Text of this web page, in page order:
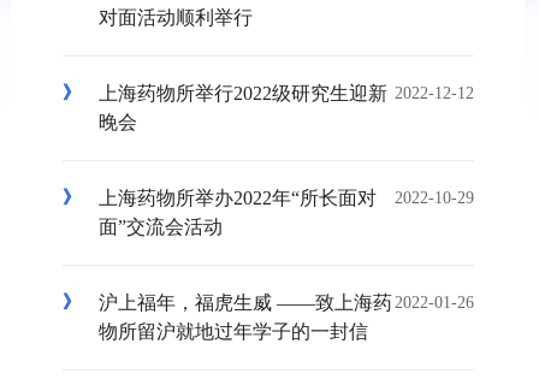
对面活动顺利举行
上海药物所举行2022级研究生迎新
晚会
2022-12-12
上海药物所举办2022年“所长面对
面”交流会活动
2022-10-29
沪上福年，福虎生威 ——致上海药
物所留沪就地过年学子的一封信
2022-01-26